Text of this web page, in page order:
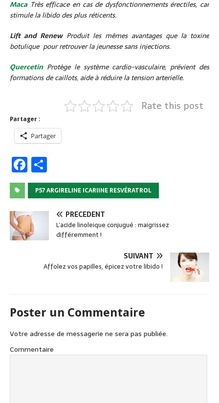
MacaTrès efficace en cas de dysfonctionnements érectiles, car
stimule la libido des plus réticents.
Lift and RenewProduit les mêmes avantages que la toxine
botulique pour retrouver la jeunesse sans injections.
QuercetinProtège le système cardio-vasculaire, prévient des
formations de caillots, aide à réduire la tension arterielle.
Rate this post
Partager :
Partager
F
a
c
e
b
o
ar
ta
g
er
P57 ARGIRELINE ICARIINE RESVÉRATROL
PRÉCÉDENT
L’acide linoleique conjugué : maigrissez
différemment !
SUIVANT
Affolez vos papilles, épicez votre libido !
Poster un Commentaire
Votre adresse de messagerie ne sera pas publiée.
Commentaire